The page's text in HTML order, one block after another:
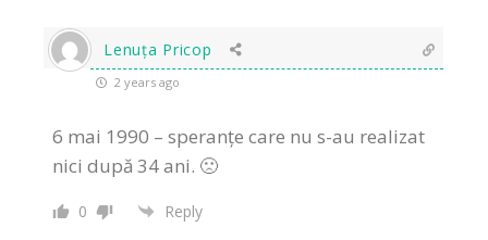
Lenuța Pricop
2 years ago
6 mai 1990 – speranțe care nu s-au realizat
nici după 34 ani. 🙁
0 Reply